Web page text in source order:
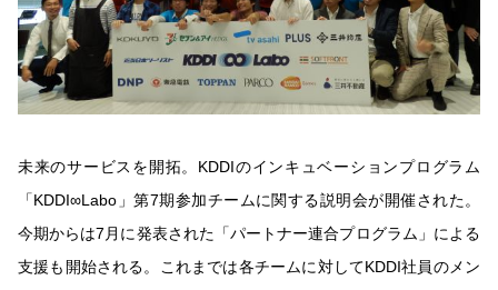
未来のサービスを開拓。KDDIのインキュベーションプログラム
「KDDI∞Labo」第7期参加チームに関する説明会が開催された。
今期からは7月に発表された「パートナー連合プログラム」による
支援も開始される。これまでは各チームに対してKDDI社員のメン